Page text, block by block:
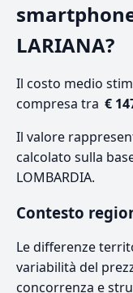
LARIANA?
Il costo medio
compresa tra €
Il valore
calcolato sulla
LOMBARDIA.
Contesto
Le differenze
variabilità del
concorrenza e